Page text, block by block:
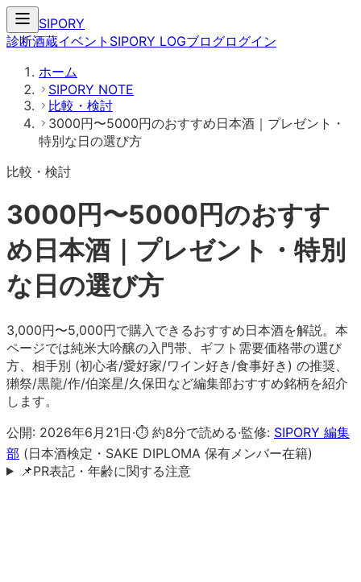
SIPORY
診断酒蔵イベント SIPORY LOGブログログイン
ホーム
SIPORY NOTE
比較・検討
3000円〜5000円のおすすめ日本酒｜プレゼント・
特別な日の選び方
比較・検討
3000円〜5000円のおすす
め日本酒｜プレゼント・特別
な日の選び方
3,000円〜5,000円で購入できるおすすめ日本酒を解説。本
ページでは純米大吟醸の入門帯、ギフト需要価格帯の選び
方、相手別 (初心者/愛好家/ワイン好き/食事好き) の推奨、
獺祭/黒龍/作/伯楽星/久保田など編集部おすすめ銘柄を紹介
します。
公開: 2026年6月21日·⏱ 約8分で読める·監修: SIPORY 編集
部 (日本酒検定・SAKE DIPLOMA 保有メンバー在籍)
📌PR表記・年齢に関する注意